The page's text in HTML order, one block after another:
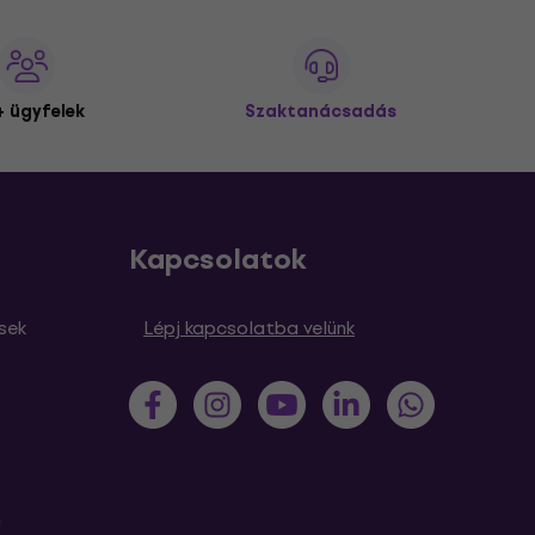
ügyfelek Szaktanácsadás
Kapcsolatok
Lépj kapcsolatba velünk